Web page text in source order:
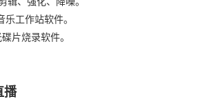
工作站软件。
片烧录软件。
播